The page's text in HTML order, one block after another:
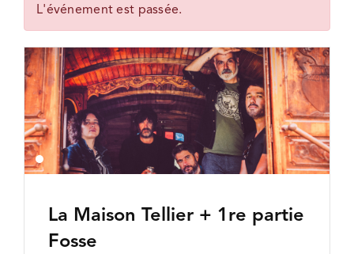
FDAC EXPOSITIONS
QUI SOMMES-NOUS ?
l'image
agrandie
L'événement est passée.
La Maison Tellier + 1re partie
Fosse